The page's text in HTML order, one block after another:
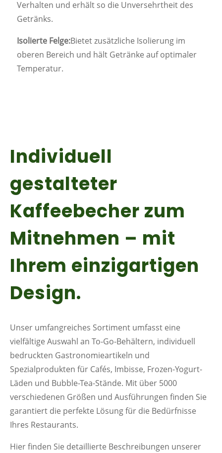
Verhalten und erhält so die Unversehrtheit des
Getränks.
Isolierte Felge:Bietet zusätzliche Isolierung im
oberen Bereich und hält Getränke auf optimaler
Temperatur.
Individuell
gestalteter
Kaffeebecher zum
Mitnehmen – mit
Ihrem einzigartigen
Design.
Unser umfangreiches Sortiment umfasst eine
vielfältige Auswahl an To-Go-Behältern, individuell
bedruckten Gastronomieartikeln und
Spezialprodukten für Cafés, Imbisse, Frozen-Yogurt-
Läden und Bubble-Tea-Stände. Mit über 5000
verschiedenen Größen und Ausführungen finden Sie
garantiert die perfekte Lösung für die Bedürfnisse
Ihres Restaurants.
Hier finden Sie detaillierte Beschreibungen unserer